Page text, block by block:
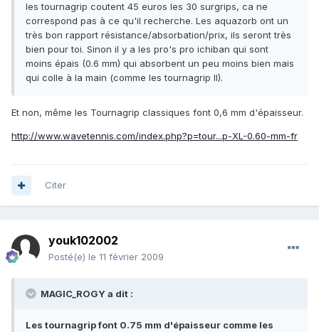
les tournagrip coutent 45 euros les 30 surgrips, ca ne
correspond pas à ce qu'il recherche. Les aquazorb ont un
très bon rapport résistance/absorbation/prix, ils seront très
bien pour toi. Sinon il y a les pro's pro ichiban qui sont
moins épais (0.6 mm) qui absorbent un peu moins bien mais
qui colle à la main (comme les tournagrip II).
Et non, même les Tournagrip classiques font 0,6 mm d'épaisseur.
http://www.wavetennis.com/index.php?p=tour...p-XL-0.60-mm-fr
Citer
youk102002
Posté(e) le 11 février 2009
MAGIC_ROGY a dit :
Les tournagrip font 0.75 mm d'épaisseur comme les